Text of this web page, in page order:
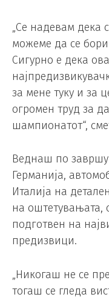
„Се надевам дека
можеме да се
Сигурно е дека
за мене туку и за
огромен труд за
шампионатот“,
Веднаш по
Германија,
Италија на
на оштетувањата,
подготвен на
предизвици.
„Никогаш не се
тогаш се гледа